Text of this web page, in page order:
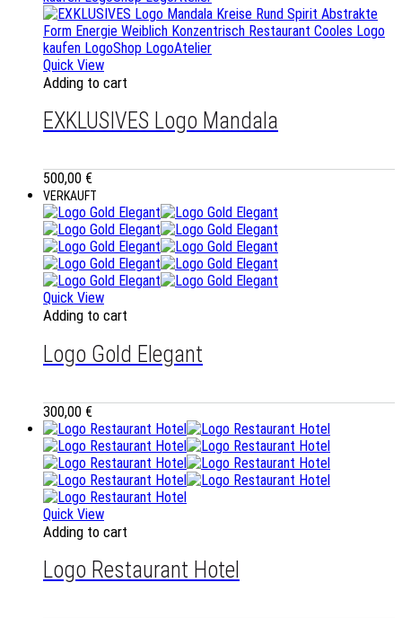
Quick View
Adding to cart
EXKLUSIVES Logo Mandala
500,00 €
VERKAUFT
Quick View
Adding to cart
Logo Gold Elegant
300,00 €
Quick View
Adding to cart
Logo Restaurant Hotel